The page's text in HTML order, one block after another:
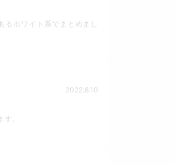
るホワイト系でまとめまし
2022.8.10
。